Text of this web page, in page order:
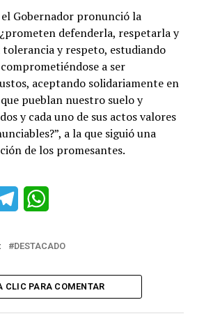
Gobernador pronunció la
defenderla, respetarla y
y respeto, estudiando
a ser
aceptando solidariamente en
pueblan nuestro suelo y
y cada uno de sus actos valores
a la que siguió una
de los promesantes.
Telegram
DESTACADO
CLIC PARA COMENTAR